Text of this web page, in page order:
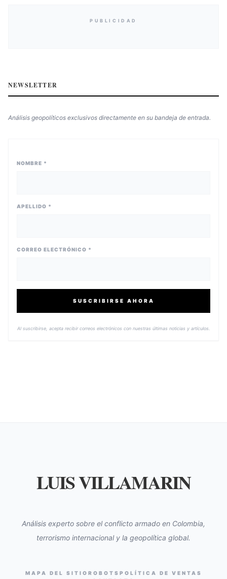
PUBLICIDAD
NEWSLETTER
Análisis geopolíticos exclusivos directamente en su bandeja de entrada.
NOMBRE *
APELLIDO *
CORREO ELECTRÓNICO *
SUSCRIBIRSE AHORA
Al suscribirse, acepta recibir correos electrónicos con nuestras últimas noticias y artículos.
LUIS VILLAMARIN
Análisis experto sobre el conflicto armado en Colombia,
terrorismo internacional y la geopolítica global.
MAPA DEL SITIO ROBOTS POLÍTICA DE VENTAS